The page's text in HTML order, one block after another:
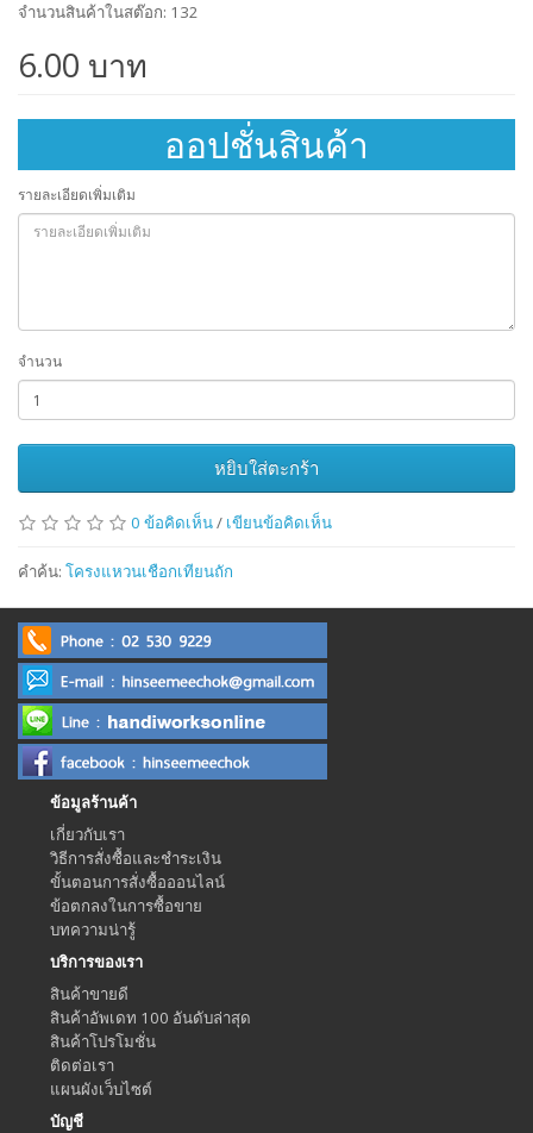
จำนวนสินค้าในสต๊อก: 132
6.00 บาท
ออปชั่นสินค้า
รายละเอียดเพิ่มเติม
จำนวน
หยิบใส่ตะกร้า
0 ข้อคิดเห็น/ เขียนข้อคิดเห็น
คำค้น: โครงแหวนเชือกเทียนถัก
ข้อมูลร้านค้า
เกี่ยวกับเรา
วิธีการสั่งซื้อและชำระเงิน
ขั้นตอนการสั่งซื้อออนไลน์
ข้อตกลงในการซื้อขาย
บทความน่ารู้
บริการของเรา
สินค้าขายดี
สินค้าอัพเดท 100 อันดับล่าสุด
สินค้าโปรโมชั่น
ติดต่อเรา
แผนผังเว็บไซต์
บัญชี